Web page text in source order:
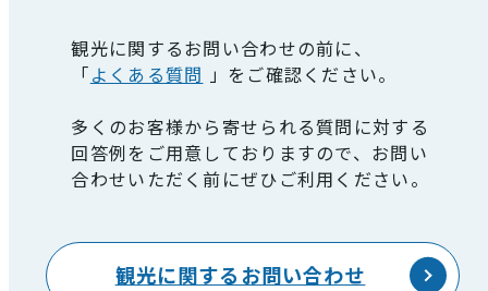
観光に関するお問い合わせの前に、
「よくある質問 」をご確認ください。
多くのお客様から寄せられる質問に対する
回答例をご用意しておりますので、お問い
合わせいただく前にぜひご利用ください。
観光に関するお問い合わせ